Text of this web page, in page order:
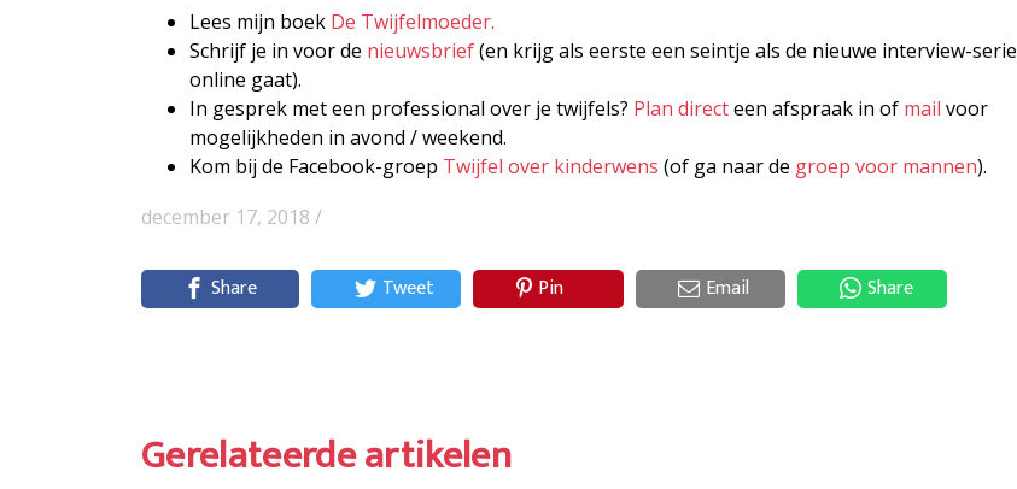
Lees mijn boek De Twijfelmoeder.
Schrijf je in voor de nieuwsbrief(en krijg als eerste een seintje als de nieuwe interview-serie
online gaat).
In gesprek met een professional over je twijfels? Plan directeen afspraak in of mail voor
mogelijkheden in avond / weekend.
Kom bij de Facebook-groep Twijfel over kinderwens (of ga naar de groep voor mannen).
december 17, 2018 /
Share Tweet Pin Email Share
Gerelateerde artikelen